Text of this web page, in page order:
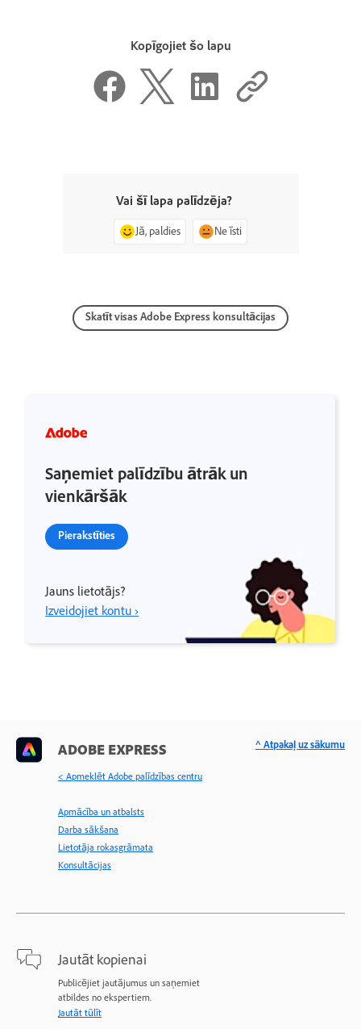
Kopīgojiet šo lapu
Vai šī lapa palīdzēja?
Jā, paldies Ne īsti
Skatīt visas Adobe Express konsultācijas
Saņemiet palīdzību ātrāk un
vienkāršāk
Pierakstīties
Jauns lietotājs?
Izveidojiet kontu ›
ADOBE EXPRESS
< Apmeklēt Adobe palīdzības centru
Apmācība un atbalsts
Darba sākšana
Lietotāja rokasgrāmata
Konsultācijas
Jautāt kopienai
Publicējiet jautājumus un saņemiet
atbildes no ekspertiem.
Jautāt tūlīt
^ Atpakaļ uz sākumu